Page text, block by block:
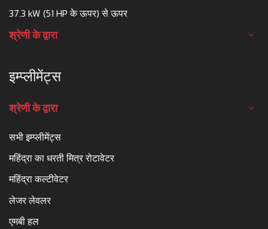
37.3 kW (51 HP के ऊपर) से ऊपर
श्रेणी के द्वारा
इम्प्लीमेंट्स
श्रेणी के द्वारा
सभी इम्प्लीमेंट्स
महिंद्रा का धरती मित्र रोटावेटर
महिंद्रा कल्टीवेटर
लेजर लेवलर
एमबी हल